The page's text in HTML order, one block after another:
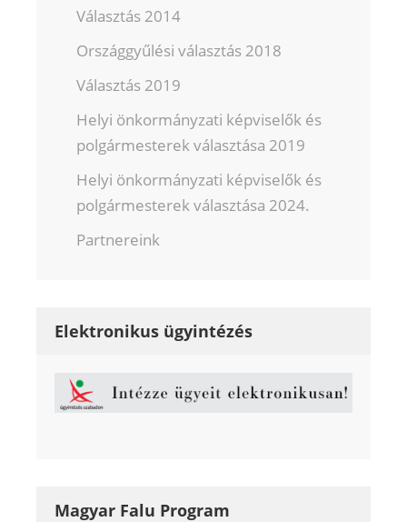
Választás 2014
Országgyűlési választás 2018
Választás 2019
Helyi önkormányzati képviselők és
polgármesterek választása 2019
Helyi önkormányzati képviselők és
polgármesterek választása 2024.
Partnereink
Elektronikus ügyintézés
Magyar Falu Program